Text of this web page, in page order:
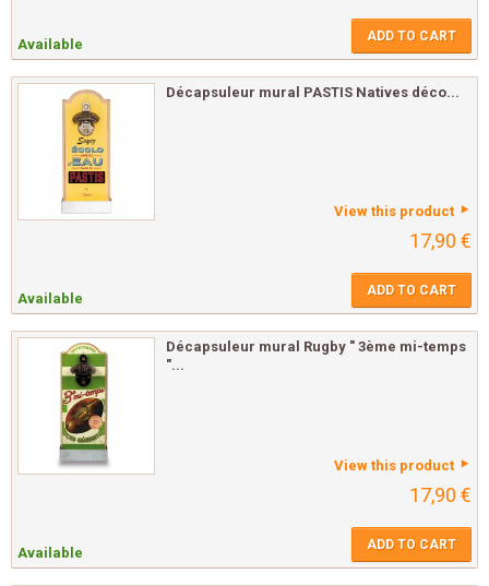
Available ADD TO CART
Décapsuleur mural PASTIS Natives déco...
View this product
17,90 €
Available ADD TO CART
Décapsuleur mural Rugby " 3ème mi-temps
"...
View this product
17,90 €
Available ADD TO CART